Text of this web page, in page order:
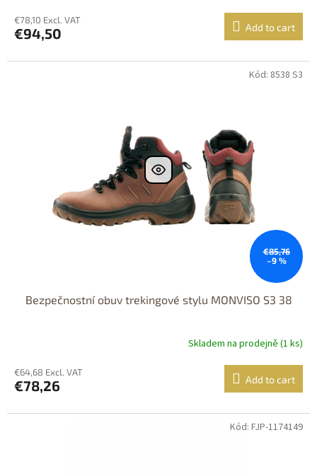
€78,10 Excl. VAT
€94,50 Add to cart
€85,76
–9 %
Bezpečnostní obuv trekingové stylu MONVISO S3 38
Skladem na prodejně (1 ks)
€64,68 Excl. VAT
€78,26 Add to cart
Kód: 8538 S3
Kód: FJP-1174149